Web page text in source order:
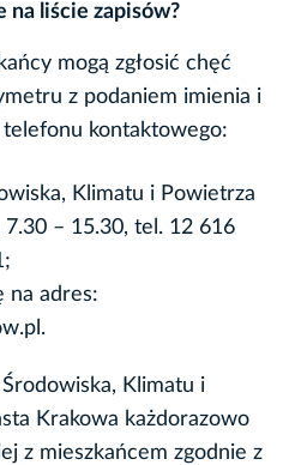
na liście zapisów?
mogą zgłosić chęć
z podaniem imienia i
kontaktowego:
Klimatu i Powietrza
– 15.30, tel. 12 616
na adres:
Klimatu i
Krakowa każdorazowo
z mieszkańcem zgodnie z